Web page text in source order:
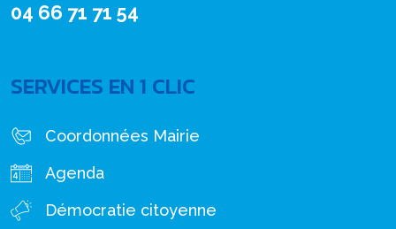
04 66 71 71 54
SERVICES EN 1 CLIC
Coordonnées Mairie
Agenda
Démocratie citoyenne